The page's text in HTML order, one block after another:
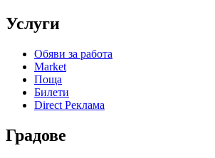
Услуги
Обяви за работа
Market
Поща
Билети
Direct Реклама
Градове